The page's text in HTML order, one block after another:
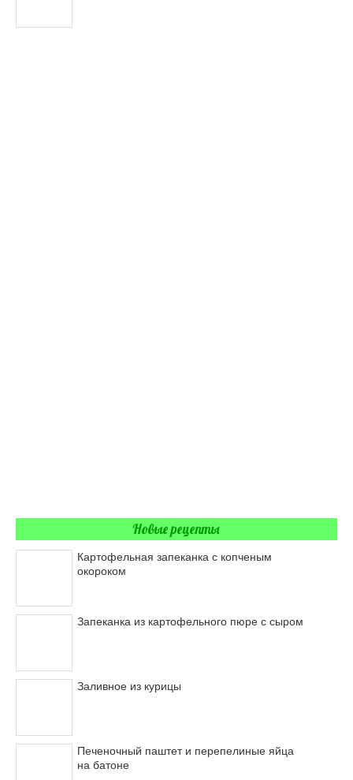
Новые рецепты
Картофельная запеканка с копченым
окороком
Запеканка из картофельного пюре с сыром
Заливное из курицы
Печеночный паштет и перепелиные яйца
на батоне